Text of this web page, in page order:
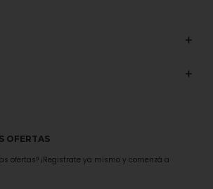
OFERTAS
ofertas? ¡Registrate ya mismo y comenzá a